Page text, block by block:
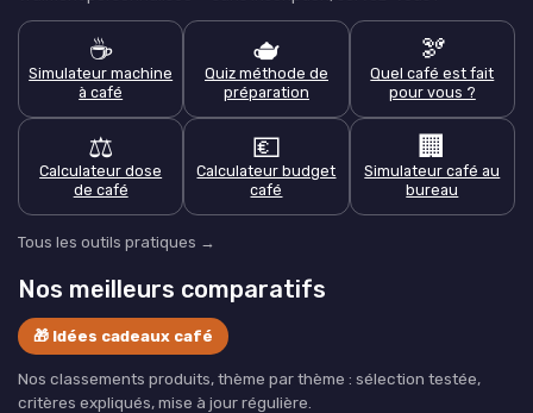
☕
Simulateur machine
à café
🫖
Quiz méthode de
préparation
🫘
Quel café est fait
pour vous ?
⚖️
Calculateur dose
de café
💶
Calculateur budget
café
🏢
Simulateur café au
bureau
Tous les outils pratiques →
Nos meilleurs comparatifs
🎁 Idées cadeaux café
Nos classements produits, thème par thème : sélection testée,
critères expliqués, mise à jour régulière.